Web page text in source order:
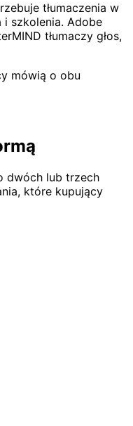
tłumaczenia w
szkolenia. Adobe
tłumaczy głos,
mówią o obu
dwóch lub trzech
które kupujący